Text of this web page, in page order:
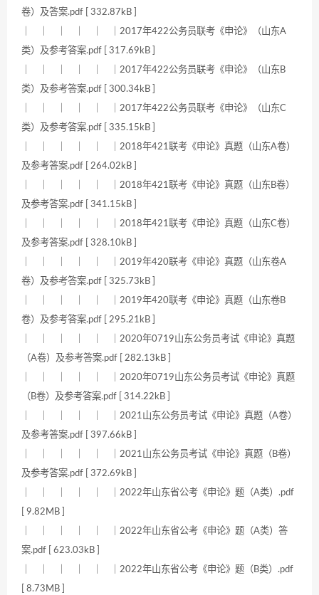
卷）及答案.pdf [ 332.87kB ]
｜ ｜ ｜ ｜ ｜ ｜2017年422公务员联考《申论》（山东A
类）及参考答案.pdf [ 317.69kB ]
｜ ｜ ｜ ｜ ｜ ｜2017年422公务员联考《申论》（山东B
类）及参考答案.pdf [ 300.34kB ]
｜ ｜ ｜ ｜ ｜ ｜2017年422公务员联考《申论》（山东C
类）及参考答案.pdf [ 335.15kB ]
｜ ｜ ｜ ｜ ｜ ｜2018年421联考《申论》真题（山东A卷）
及参考答案.pdf [ 264.02kB ]
｜ ｜ ｜ ｜ ｜ ｜2018年421联考《申论》真题（山东B卷）
及参考答案.pdf [ 341.15kB ]
｜ ｜ ｜ ｜ ｜ ｜2018年421联考《申论》真题（山东C卷）
及参考答案.pdf [ 328.10kB ]
｜ ｜ ｜ ｜ ｜ ｜2019年420联考《申论》真题（山东卷A
卷）及参考答案.pdf [ 325.73kB ]
｜ ｜ ｜ ｜ ｜ ｜2019年420联考《申论》真题（山东卷B
卷）及参考答案.pdf [ 295.21kB ]
｜ ｜ ｜ ｜ ｜ ｜2020年0719山东公务员考试《申论》真题
（A卷）及参考答案.pdf [ 282.13kB ]
｜ ｜ ｜ ｜ ｜ ｜2020年0719山东公务员考试《申论》真题
（B卷）及参考答案.pdf [ 314.22kB ]
｜ ｜ ｜ ｜ ｜ ｜2021山东公务员考试《申论》真题（A卷）
及参考答案.pdf [ 397.66kB ]
｜ ｜ ｜ ｜ ｜ ｜2021山东公务员考试《申论》真题（B卷）
及参考答案.pdf [ 372.69kB ]
｜ ｜ ｜ ｜ ｜ ｜2022年山东省公考《申论》题（A类）.pdf
[ 9.82MB ]
｜ ｜ ｜ ｜ ｜ ｜2022年山东省公考《申论》题（A类）答
案.pdf [ 623.03kB ]
｜ ｜ ｜ ｜ ｜ ｜2022年山东省公考《申论》题（B类）.pdf
[ 8.73MB ]